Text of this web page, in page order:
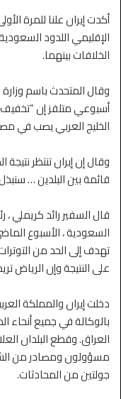
أكدت إيران علنا ​​للمرة
الإقليمي اللدود
الخلافات بينهما.
وقال المتحدث باسم
أسبوعي متلفز إن
الخليج العربي يصب في
وقال إن إيران تنتظر
قائمة بين البلدين …
قال السفير رائد كريملي ،
السعودية ، الأسبوع
تهدف إلى الحد من
على النتيجة وإن الرياض
دخلت إيران والمملكة
بالوكالة في جميع أنحاء
مسؤولون ومصادر من
جولتين من المحادثات.